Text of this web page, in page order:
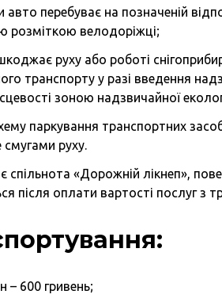
авто перебуває на позначеній
розміткою велодоріжці;
руху або роботі
транспорту у разі введення
зоною надзвичайної
паркування транспортних
смугами руху.
спільнота «Дорожній лікнеп»,
після оплати вартості послуг з
– 600 гривень;